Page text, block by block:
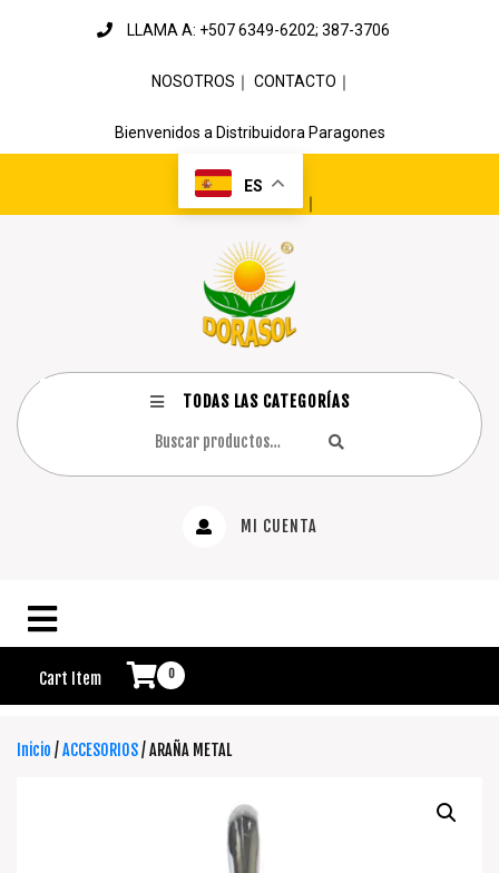
LLAMA A: +507 6349-6202; 387-3706
NOSOTROS ｜ CONTACTO ｜
Bienvenidos a Distribuidora Paragones
ES
｜
TODAS LAS CATEGORÍAS
MI CUENTA
Cart Item 0
Inicio /ACCESORIOS/ ARAÑA METAL